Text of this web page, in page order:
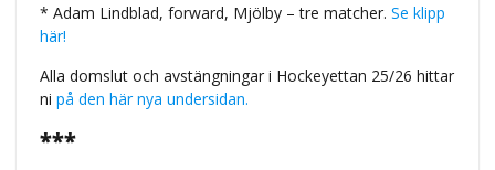
* Adam Lindblad, forward, Mjölby – tre matcher. Se klipp
här!
Alla domslut och avstängningar i Hockeyettan 25/26 hittar
ni på den här nya undersidan.
***